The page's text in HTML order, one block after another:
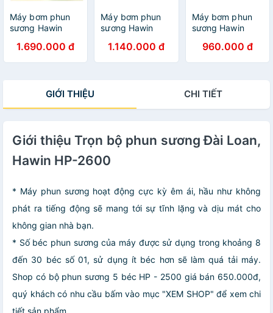
Máy bơm phun
sương Hawin
béc
1.690.000 đ
Máy bơm phun
sương Hawin
béc
1.140.000 đ
Máy bơm phun
sương Hawin
960.000 đ
GIỚI THIỆU CHI TIẾT
Giới thiệu Trọn bộ phun sương Đài Loan,
Hawin HP-2600
* Máy phun sương hoạt động cực kỳ êm ái, hầu như không
phát ra tiếng động sẽ mang tới sự tĩnh lặng và dịu mát cho
không gian nhà bạn.
* Số béc phun sương của máy được sử dụng trong khoảng 8
đến 30 béc số 01, sử dụng ít béc hơn sẽ làm quá tải máy.
Shop có bộ phun sương 5 béc HP - 2500 giá bán 650.000đ,
quý khách có nhu cầu bấm vào mục "XEM SHOP" để xem chi
tiết sản phẩm